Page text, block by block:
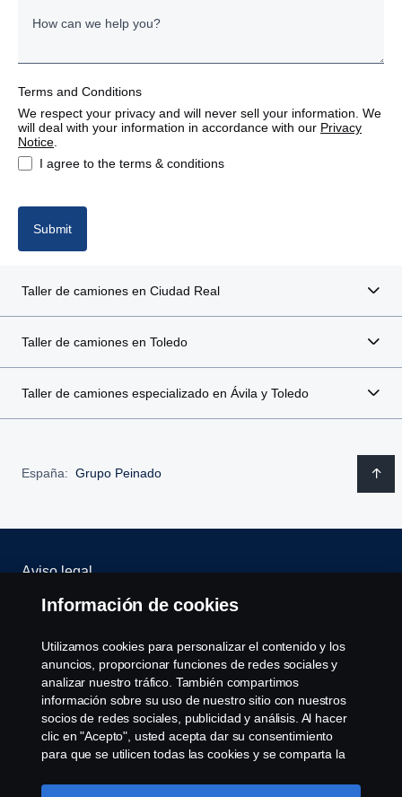
France
Germany
Latvia
Poland
Terms and Conditions
We respect your privacy and will never sell your information. We
will deal with your information in accordance with our Privacy
Notice
I agree to the terms & conditions
Submit
Taller de camiones en Ciudad Real
Taller de camiones en Toledo
Taller de camiones especializado en Ávila y Toledo
España: Grupo Peinado
Aviso legal
Política de privacidad
Scania Assitance
Política de cookies
Opciones de Cookies
Información de cookies
Utilizamos cookies para personalizar el contenido y los
anuncios, proporcionar funciones de redes sociales y
analizar nuestro tráfico. También compartimos
información sobre su uso de nuestro sitio con nuestros
socios de redes sociales, publicidad y análisis. Al hacer
clic en "Acepto", usted acepta dar su consentimiento
para que se utilicen todas las cookies y se comparta la
haciendo clic en "Configuración de cookies" y